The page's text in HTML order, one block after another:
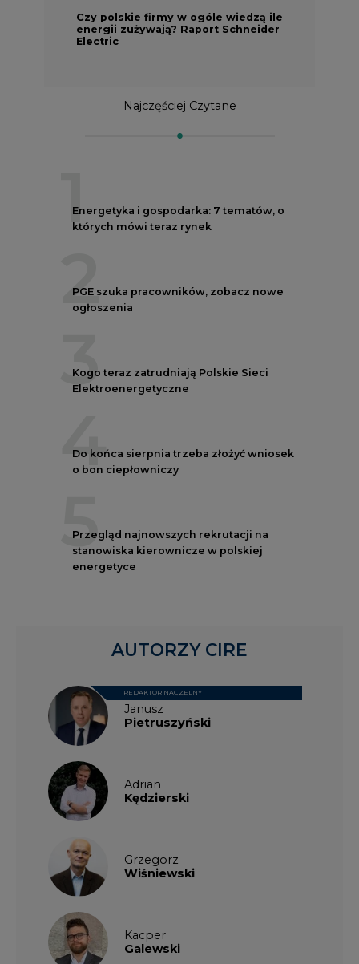
Czy polskie firmy w ogóle wiedzą ile
energii zużywają? Raport Schneider
Electric
Najczęściej Czytane
1
Energetyka i gospodarka: 7 tematów, o
których mówi teraz rynek
2
PGE szuka pracowników, zobacz nowe
ogłoszenia
3
Kogo teraz zatrudniają Polskie Sieci
Elektroenergetyczne
4
Do końca sierpnia trzeba złożyć wniosek
o bon ciepłowniczy
5
Przegląd najnowszych rekrutacji na
stanowiska kierownicze w polskiej
energetyce
Janusz
Pietruszyński
REDAKTOR NACZELNY
Adrian
Kędzierski
Grzegorz
Wiśniewski
Kacper
Galewski
AUTORZY CIRE